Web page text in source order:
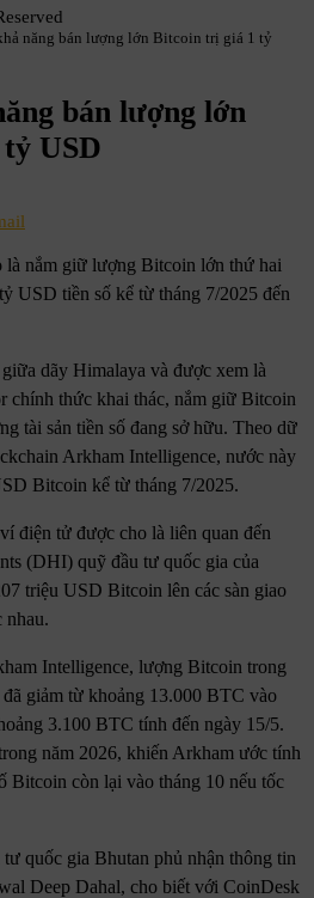
năng bán lượng lớn Bitcoin trị giá 1 tỷ
bán lượng lớn
USD
là nắm giữ lượng Bitcoin lớn thứ hai
USD tiền số kể từ tháng 7/2025 đến
dãy Himalaya và được xem là
chính thức khai thác, nắm giữ Bitcoin
tài sản tiền số đang sở hữu. Theo dữ
Arkham Intelligence, nước này
Bitcoin kể từ tháng 7/2025.
điện tử được cho là liên quan đến
(DHI) quỹ đầu tư quốc gia của
triệu USD Bitcoin lên các sàn giao
nhau.
Intelligence, lượng Bitcoin trong
giảm từ khoảng 13.000 BTC vào
3.100 BTC tính đến ngày 15/5.
năm 2026, khiến Arkham ước tính
Bitcoin còn lại vào tháng 10 nếu tốc
quốc gia Bhutan phủ nhận thông tin
Deep Dahal, cho biết với CoinDesk